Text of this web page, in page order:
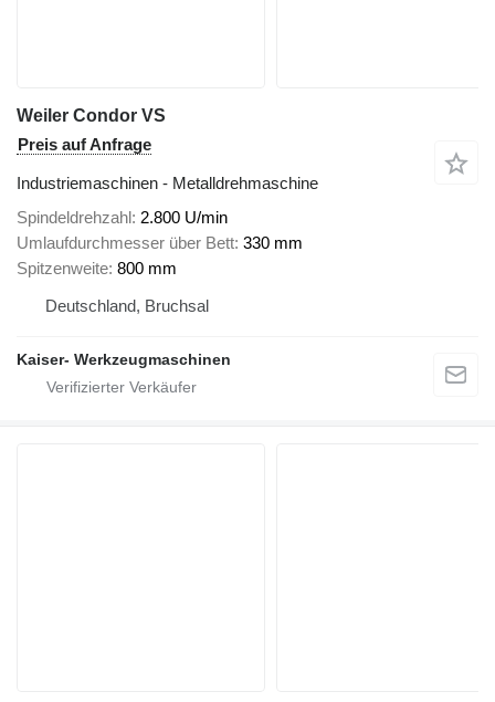
Weiler Condor VS
Preis auf Anfrage
Industriemaschinen - Metalldrehmaschine
Spindeldrehzahl 2.800 U/min
Umlaufdurchmesser über Bett 330 mm
Spitzenweite 800 mm
Deutschland, Bruchsal
Kaiser- Werkzeugmaschinen